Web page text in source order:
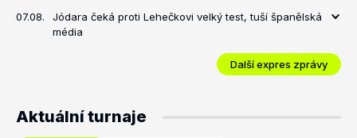
07.08.
Jódara čeká proti Lehečkovi velký test, tuší španělská
média
Další expres zprávy
Aktuální turnaje